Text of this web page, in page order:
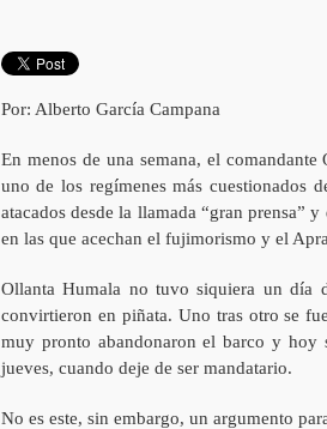
Por: Alberto García Campana
En menos de una semana, el
uno de los regímenes más cuestionados
atacados desde la llamada “gran prensa”
en las que acechan el fujimorismo y el
Ollanta Humala no tuvo siquiera un día
convirtieron en piñata. Uno tras otro se
muy pronto abandonaron el barco y hoy
jueves, cuando deje de ser mandatario.
No es este, sin embargo, un argumento